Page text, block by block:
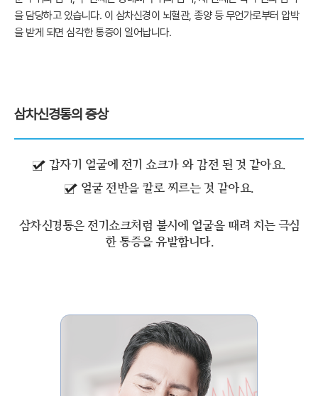
을 담당하고 있습니다. 이 삼차신경이 뇌혈관, 종양 등 무언가로부터 압박
을 받게 되면 심각한 통증이 일어납니다.
삼차신경통의 증상
갑자기 얼굴에 전기 쇼크가 와 감전 된 것 같아요.
얼굴 전반을 칼로 찌르는 것 같아요.
삼차신경통은 전기쇼크처럼 불시에 얼굴을 때려 치는 극심
한 통증을 유발합니다.